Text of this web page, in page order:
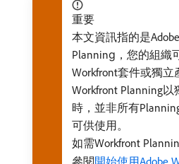
重要
本文資訊指的是
Planning，您的組織
Workfront套件或獨立
Workfront Planning
時，並非所有
可供使用。
如需Workfront
參閱開始使用Adobe